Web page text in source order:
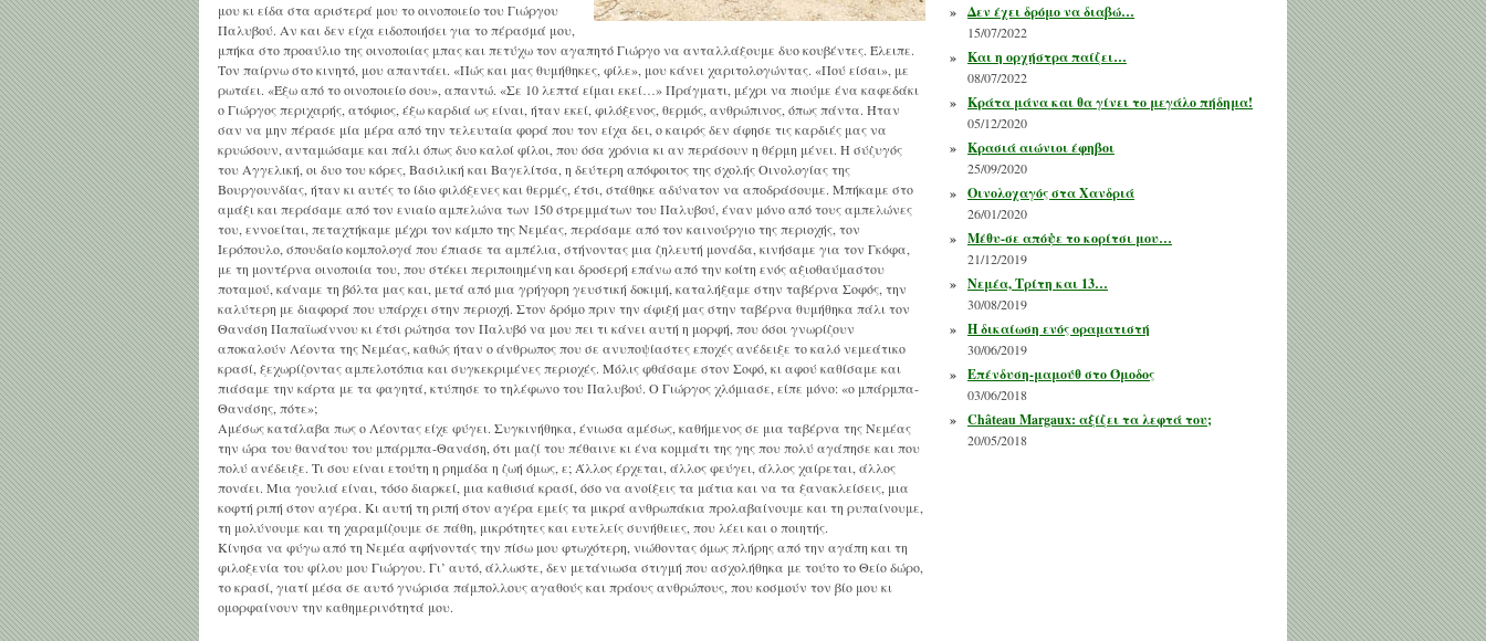
μου κι είδα στα αριστερά μου το οινοποιείο του Γιώργου
Παλυβού. Αν και δεν είχα ειδοποιήσει για το πέρασμά μου,
μπήκα στο προαύλιο της οινοποιίας μπας και πετύχω τον αγαπητό Γιώργο να ανταλλάξουμε δυο κουβέντες. Έλειπε.
Τον παίρνω στο κινητό, μου απαντάει. «Πώς και μας θυμήθηκες, φίλε», μου κάνει χαριτολογώντας. «Πού είσαι», με
ρωτάει. «Έξω από το οινοποιείο σου», απαντώ. «Σε 10 λεπτά είμαι εκεί…» Πράγματι, μέχρι να πιούμε ένα καφεδάκι
ο Γιώργος περιχαρής, ατόφιος, έξω καρδιά ως είναι, ήταν εκεί, φιλόξενος, θερμός, ανθρώπινος, όπως πάντα. Ήταν
σαν να μην πέρασε μία μέρα από την τελευταία φορά που τον είχα δει, ο καιρός δεν άφησε τις καρδιές μας να
κρυώσουν, ανταμώσαμε και πάλι όπως δυο καλοί φίλοι, που όσα χρόνια κι αν περάσουν η θέρμη μένει. Η σύζυγός
του Αγγελική, οι δυο του κόρες, Βασιλική και Βαγελίτσα, η δεύτερη απόφοιτος της σχολής Οινολογίας της
Βουργουνδίας, ήταν κι αυτές το ίδιο φιλόξενες και θερμές, έτσι, στάθηκε αδύνατον να αποδράσουμε. Μπήκαμε στο
αμάξι και περάσαμε από τον ενιαίο αμπελώνα των 150 στρεμμάτων του Παλυβού, έναν μόνο από τους αμπελώνες
του, εννοείται, πεταχτήκαμε μέχρι τον κάμπο της Νεμέας, περάσαμε από τον καινούργιο της περιοχής, τον
Ιερόπουλο, σπουδαίο κομπολογά που έπιασε τα αμπέλια, στήνοντας μια ζηλευτή μονάδα, κινήσαμε για τον Γκόφα,
με τη μοντέρνα οινοποιία του, που στέκει περιποιημένη και δροσερή επάνω από την κοίτη ενός αξιοθαύμαστου
ποταμού, κάναμε τη βόλτα μας και, μετά από μια γρήγορη γευστική δοκιμή, καταλήξαμε στην ταβέρνα Σοφός, την
καλύτερη με διαφορά που υπάρχει στην περιοχή. Στον δρόμο πριν την άφιξή μας στην ταβέρνα θυμήθηκα πάλι τον
Θανάση Παπαϊωάννου κι έτσι ρώτησα τον Παλυβό να μου πει τι κάνει αυτή η μορφή, που όσοι γνωρίζουν
αποκαλούν Λέοντα της Νεμέας, καθώς ήταν ο άνθρωπος που σε ανυποψίαστες εποχές ανέδειξε το καλό νεμεάτικο
κρασί, ξεχωρίζοντας αμπελοτόπια και συγκεκριμένες περιοχές. Μόλις φθάσαμε στον Σοφό, κι αφού καθίσαμε και
πιάσαμε την κάρτα με τα φαγητά, κτύπησε το τηλέφωνο του Παλυβού. Ο Γιώργος χλόμιασε, είπε μόνο: «ο μπάρμπα-
Θανάσης, πότε»;
Αμέσως κατάλαβα πως ο Λέοντας είχε φύγει. Συγκινήθηκα, ένιωσα αμέσως, καθήμενος σε μια ταβέρνα της Νεμέας
την ώρα του θανάτου του μπάρμπα-Θανάση, ότι μαζί του πέθαινε κι ένα κομμάτι της γης που πολύ αγάπησε και που
πολύ ανέδειξε. Τι σου είναι ετούτη η ρημάδα η ζωή όμως, ε; Άλλος έρχεται, άλλος φεύγει, άλλος χαίρεται, άλλος
πονάει. Μια γουλιά είναι, τόσο διαρκεί, μια καθισιά κρασί, όσο να ανοίξεις τα μάτια και να τα ξανακλείσεις, μια
κοφτή ριπή στον αγέρα. Κι αυτή τη ριπή στον αγέρα εμείς τα μικρά ανθρωπάκια προλαβαίνουμε και τη ρυπαίνουμε,
τη μολύνουμε και τη χαραμίζουμε σε πάθη, μικρότητες και ευτελείς συνήθειες, που λέει και ο ποιητής.
Κίνησα να φύγω από τη Νεμέα αφήνοντάς την πίσω μου φτωχότερη, νιώθοντας όμως πλήρης από την αγάπη και τη
φιλοξενία του φίλου μου Γιώργου. Γι’ αυτό, άλλωστε, δεν μετάνιωσα στιγμή που ασχολήθηκα με τούτο το Θείο δώρο,
το κρασί, γιατί μέσα σε αυτό γνώρισα πάμπολλους αγαθούς και πράους ανθρώπους, που κοσμούν τον βίο μου κι
ομορφαίνουν την καθημερινότητά μου.
» Δεν έχει δρόμο να διαβώ…
15/07/2022
» Και η ορχήστρα παίζει…
08/07/2022
» Κράτα μάνα και θα γίνει το μεγάλο πήδημα!
05/12/2020
» Κρασιά αιώνιοι έφηβοι
25/09/2020
» Οινολοχαγός στα Χανδριά
26/01/2020
» Μέθυ-σε απόψε το κορίτσι μου…
21/12/2019
» Νεμέα, Τρίτη και 13…
30/08/2019
» Η δικαίωση ενός οραματιστή
30/06/2019
» Επένδυση-μαμούθ στο Όμοδος
03/06/2018
» Château Margaux: αξίζει τα λεφτά του;
20/05/2018